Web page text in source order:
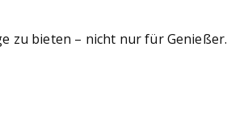
zu bieten – nicht nur für Genießer.